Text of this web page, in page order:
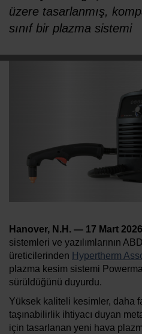
MARKALAR
KARIYER
üzere tasarlanmış,
sınıf bir plazma sistemi
Hanover, N.H. — 17 Mart
sistemleri ve yazılımlarının
üreticilerinden Hypertherm
plazma kesim sistemi
sürüldüğünü duyurdu.
Yüksek kaliteli kesimler, daha
taşınabilirlik ihtiyacı duyan
için tasarlanan yeni hava